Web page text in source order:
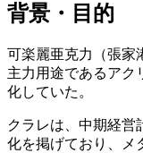
背景・目的
可楽麗亜克力（張家
主力用途であるアク
化していた。
クラレは、中期経営
化を掲げており、メ